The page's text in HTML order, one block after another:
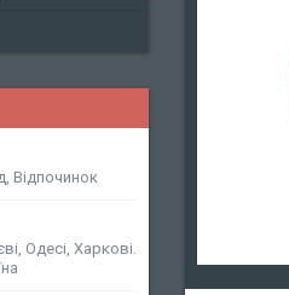
Відпочинок
Одесі, Харкові.